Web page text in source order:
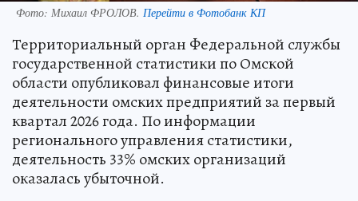
Фото: Михаил ФРОЛОВ. Перейти в Фотобанк КП
Территориальный орган Федеральной службы
государственной статистики по Омской
области опубликовал финансовые итоги
деятельности омских предприятий за первый
квартал 2026 года. По информации
регионального управления статистики,
деятельность 33% омских организаций
оказалась убыточной.